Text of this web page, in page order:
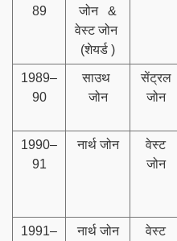
89
जोन &
वेस्ट जोन
(शेयर्ड )
1989–
90
साउथ
जोन
सेंट्रल
जोन
1990–
91
नार्थ जोन
वेस्ट
जोन
1991–
नार्थ जोन
वेस्ट